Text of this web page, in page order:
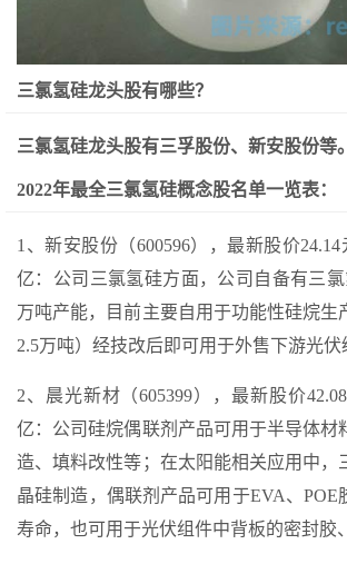
三氯氢硅龙头股有哪些？
三氯氢硅龙头股有三孚股份、新安股份等。
2022年最全三氯氢硅概念股名单一览表：
1、新安股份（600596），最新股价24.14
亿：公司三氯氢硅方面，公司自备有三
万吨产能，目前主要自用于功能性硅烷生
2.5万吨）经技改后即可用于外售下游光伏
2、晨光新材（605399），最新股价
亿：公司硅烷偶联剂产品可用于半导体材
造、填料改性等；在太阳能相关应用中，
晶硅制造，偶联剂产品可用于EVA、POE
寿命，也可用于光伏组件中背板的密封胶